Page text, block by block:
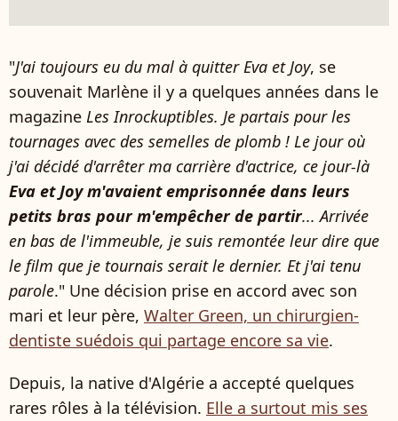
"J'ai toujours eu du mal à quitter Eva et Joy, se
souvenait Marlène il y a quelques années dans le
magazine Les Inrockuptibles. Je partais pour les
tournages avec des semelles de plomb ! Le jour où
j'ai décidé d'arrêter ma carrière d'actrice, ce jour-là
Eva et Joy m'avaient emprisonnée dans leurs
petits bras pour m'empêcher de partir... Arrivée
en bas de l'immeuble, je suis remontée leur dire que
le film que je tournais serait le dernier. Et j'ai tenu
parole." Une décision prise en accord avec son
mari et leur père, Walter Green, un chirurgien-
dentiste suédois qui partage encore sa vie.
Depuis, la native d'Algérie a accepté quelques
rares rôles à la télévision. Elle a surtout mis ses